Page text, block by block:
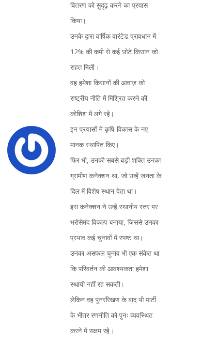
वितरण को सुदृढ़ करने का प्रयास
किया।
उनके द्वारा वार्षिक वारंटेड प्रावधान में
12% की कमी से कई छोटे किसान को
राहत मिली।
वह हमेशा किसानों की आवाज़ को
राष्ट्रीय नीति में मिश्रित करने की
कोशिश में लगे रहे।
इन प्रयासों ने कृषि-विकास के नए
मानक स्थापित किए।
फिर भी, उनकी सबसे बड़ी शक्ति उनका
ग्रामीण कनेक्शन था, जो उन्हें जनता के
दिल में विशेष स्थान देता था।
इस कनेक्शन ने उन्हें स्थानीय स्तर पर
भरोसेमंद विकल्प बनाया, जिससे उनका
प्रभाव कई चुनावों में स्पष्ट था।
उनका असफल चुनाव भी एक संकेत था
कि परिवर्तन की आवश्यकता हमेशा
स्थायी नहीं रह सकती।
लेकिन वह पुनर्संरेखण के बाद भी पार्टी
के भीतर रणनीति को पुनः व्यवस्थित
करने में सक्षम रहे।